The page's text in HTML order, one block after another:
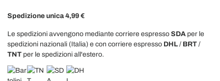
Spedizione unica 4,99 €
Le spedizioni avvengono mediante corriere espresso SDA per le
spedizioni nazionali (Italia) e con corriere espresso DHL / BRT /
TNT per le spedizioni all'estero.